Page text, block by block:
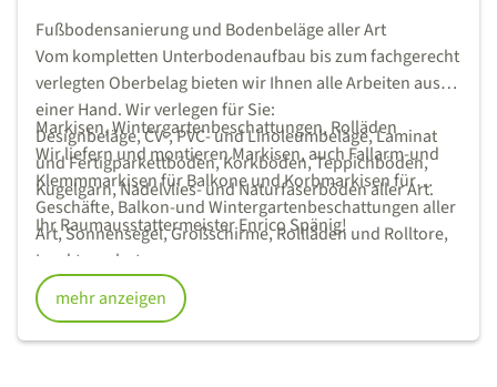
Fußbodensanierung und Bodenbeläge aller Art
Vom kompletten Unterbodenaufbau bis zum fachgerecht
verlegten Oberbelag bieten wir Ihnen alle Arbeiten aus
einer Hand. Wir verlegen für Sie:
Designbeläge, CV-, PVC- und Linoleumbeläge, Laminat
und Fertigparkettböden, Korkböden, Teppichböden,
Kugelgarn, Nadelvlies- und Naturfaserböden aller Art.
Markisen, Wintergartenbeschattungen, Rolläden
Wir liefern und montieren Markisen, auch Fallarm-und
Klemmmarkisen für Balkone und Korbmarkisen für
Geschäfte, Balkon-und Wintergartenbeschattungen aller
Art, Sonnensegel, Großschirme, Rollläden und Rolltore,
Insektenschutz uvm.
Die fachgerechte Montage ist ist oberstes Credo, so
werden als Beispiel bei uns alle Markisen mit
Gewindestäben eingeklebt, was einen festen Halt auch
Ihr Raumausstattermeister Enrico Spänig!
mehr anzeigen